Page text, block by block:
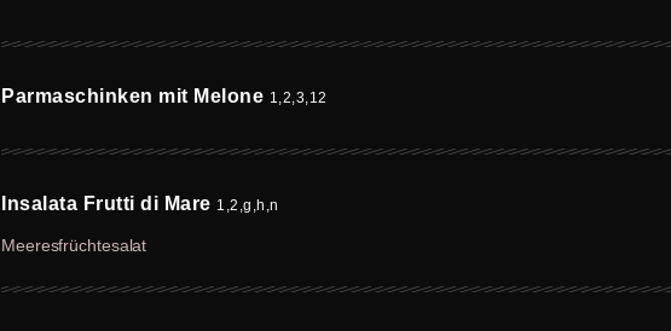
Parmaschinken mit Melone 1,2,3,12
Insalata Frutti di Mare 1,2,g,h,n
Meeresfrüchtesalat